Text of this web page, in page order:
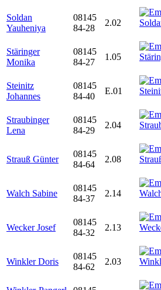
Soldan
Yauheniya
08145
84-28
2.02
Stäringer
Monika
08145
84-27
1.05
Steinitz
Johannes
08145
84-40
E.01
Straubinger
Lena
08145
84-29
2.04
Strauß Günter
08145
84-64
2.08
Walch Sabine
08145
84-37
2.14
Wecker Josef
08145
84-32
2.13
Winkler Doris
08145
84-62
2.03